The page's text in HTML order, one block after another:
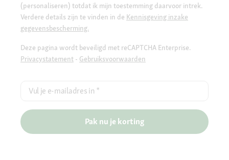
(personaliseren) totdat ik mijn toestemming daarvoor intrek.
Verdere details zijn te vinden in de Kennisgeving inzake
gegevensbescherming.
Deze pagina wordt beveiligd met reCAPTCHA Enterprise.
Privacystatement - Gebruiksvoorwaarden
Vul je e-mailadres in *
Pak nu je korting